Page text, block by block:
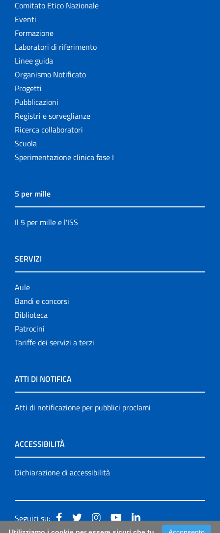
Comitato Etico Nazionale
Eventi
Formazione
Laboratori di riferimento
Linee guida
Organismo Notificato
Progetti
Pubblicazioni
Registri e sorveglianze
Ricerca collaboratori
Scuola
Sperimentazione clinica fase I
5 per mille
Il 5 per mille e l'ISS
SERVIZI
Aule
Bandi e concorsi
Biblioteca
Patrocini
Tariffe dei servizi a terzi
ATTI DI NOTIFICA
Atti di notificazione per pubblici proclami
ACCESSIBILITÀ
Dichiarazione di accessibilità
Seguici su: